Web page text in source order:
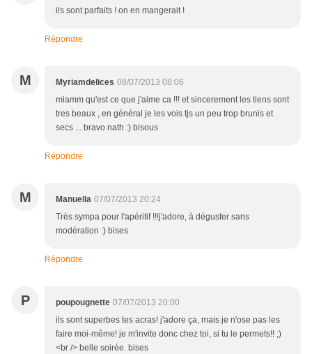
ils sont parfaits ! on en mangerait !
Répondre
M Myriamdelices 08/07/2013 08:06
miamm qu'est ce que j'aime ca !!! et sincerement les tiens sont
tres beaux , en général je les vois tjs un peu trop brunis et
secs ... bravo nath :) bisous
Répondre
M Manuella 07/07/2013 20:24
Très sympa pour l'apéritif !!!j'adore, à déguster sans
modération :) bises
Répondre
P poupougnette 07/07/2013 20:00
ils sont superbes tes acras! j'adore ça, mais je n'ose pas les
faire moi-même! je m'invite donc chez toi, si tu le permets!! ;)
<br /> belle soirée. bises